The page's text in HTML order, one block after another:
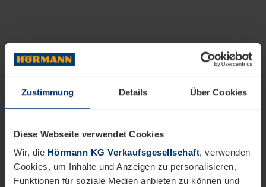
Zustimmung Details Über Cookies
Diese Webseite verwendet Cookies
Wir, die Hörmann KG Verkaufsgesellschaft, verwenden
Cookies, um Inhalte und Anzeigen zu personalisieren,
Funktionen für soziale Medien anbieten zu können und